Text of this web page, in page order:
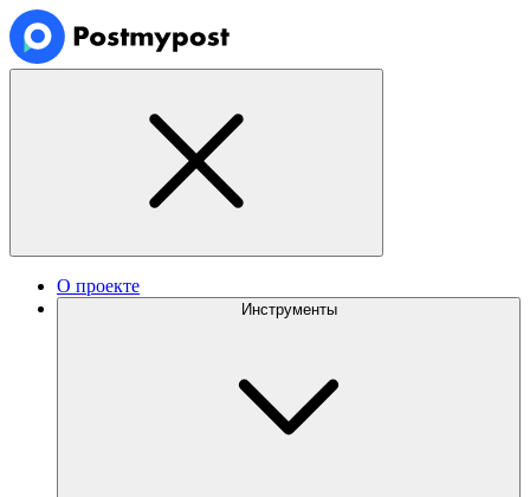
О проекте
Инструменты